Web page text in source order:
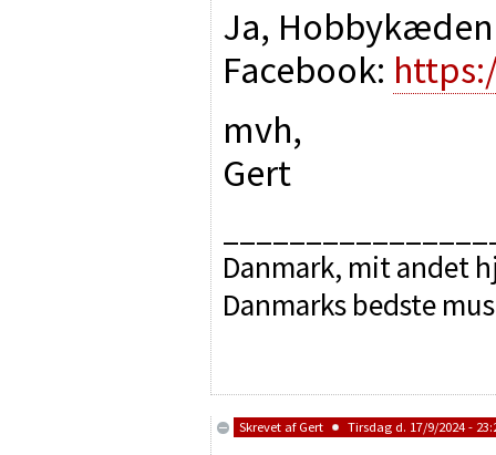
Ja,
Facebook:
mvh,
Gert
Danmark, mit andet
Danmarks bedste
Skrevet af Gert Tirsdag d. 17/9/2024 -